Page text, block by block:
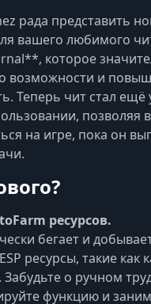
рада представить
вашего любимого
которое
возможности и
Теперь чит стал ещё
позволяя
на игре, пока он
ресурсов.
бегает и
ресурсы, такие как
Забудьте о ручном
функцию и